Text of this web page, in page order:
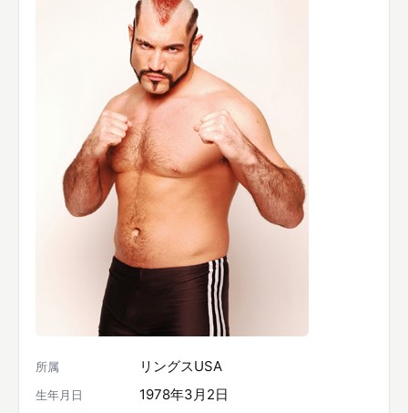
所属 リングスUSA
生年月日 1978年3月2日